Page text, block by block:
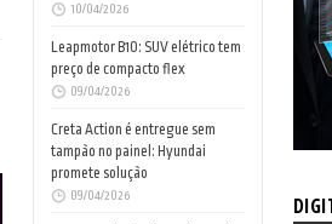
10/04/2026
Leapmotor B10: SUV elétrico tem
preço de compacto flex
09/04/2026
Creta Action é entregue sem
tampão no painel: Hyundai
promete solução
09/04/2026